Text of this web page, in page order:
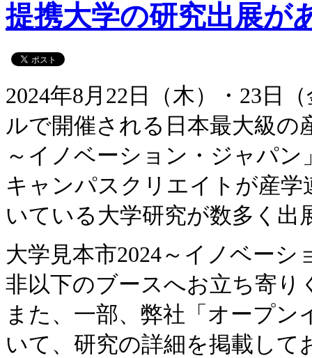
提携大学の研究出展が
2024年8月22日（木）・23日
ルで開催される日本最大級の
～イノベーション・ジャパン
キャンパスクリエイトが産
いている大学研究が数多く出
大学見本市2024～イノベー
非以下のブースへお立ち寄り
また、一部、弊社「オープ
いて、研究の詳細を掲載し